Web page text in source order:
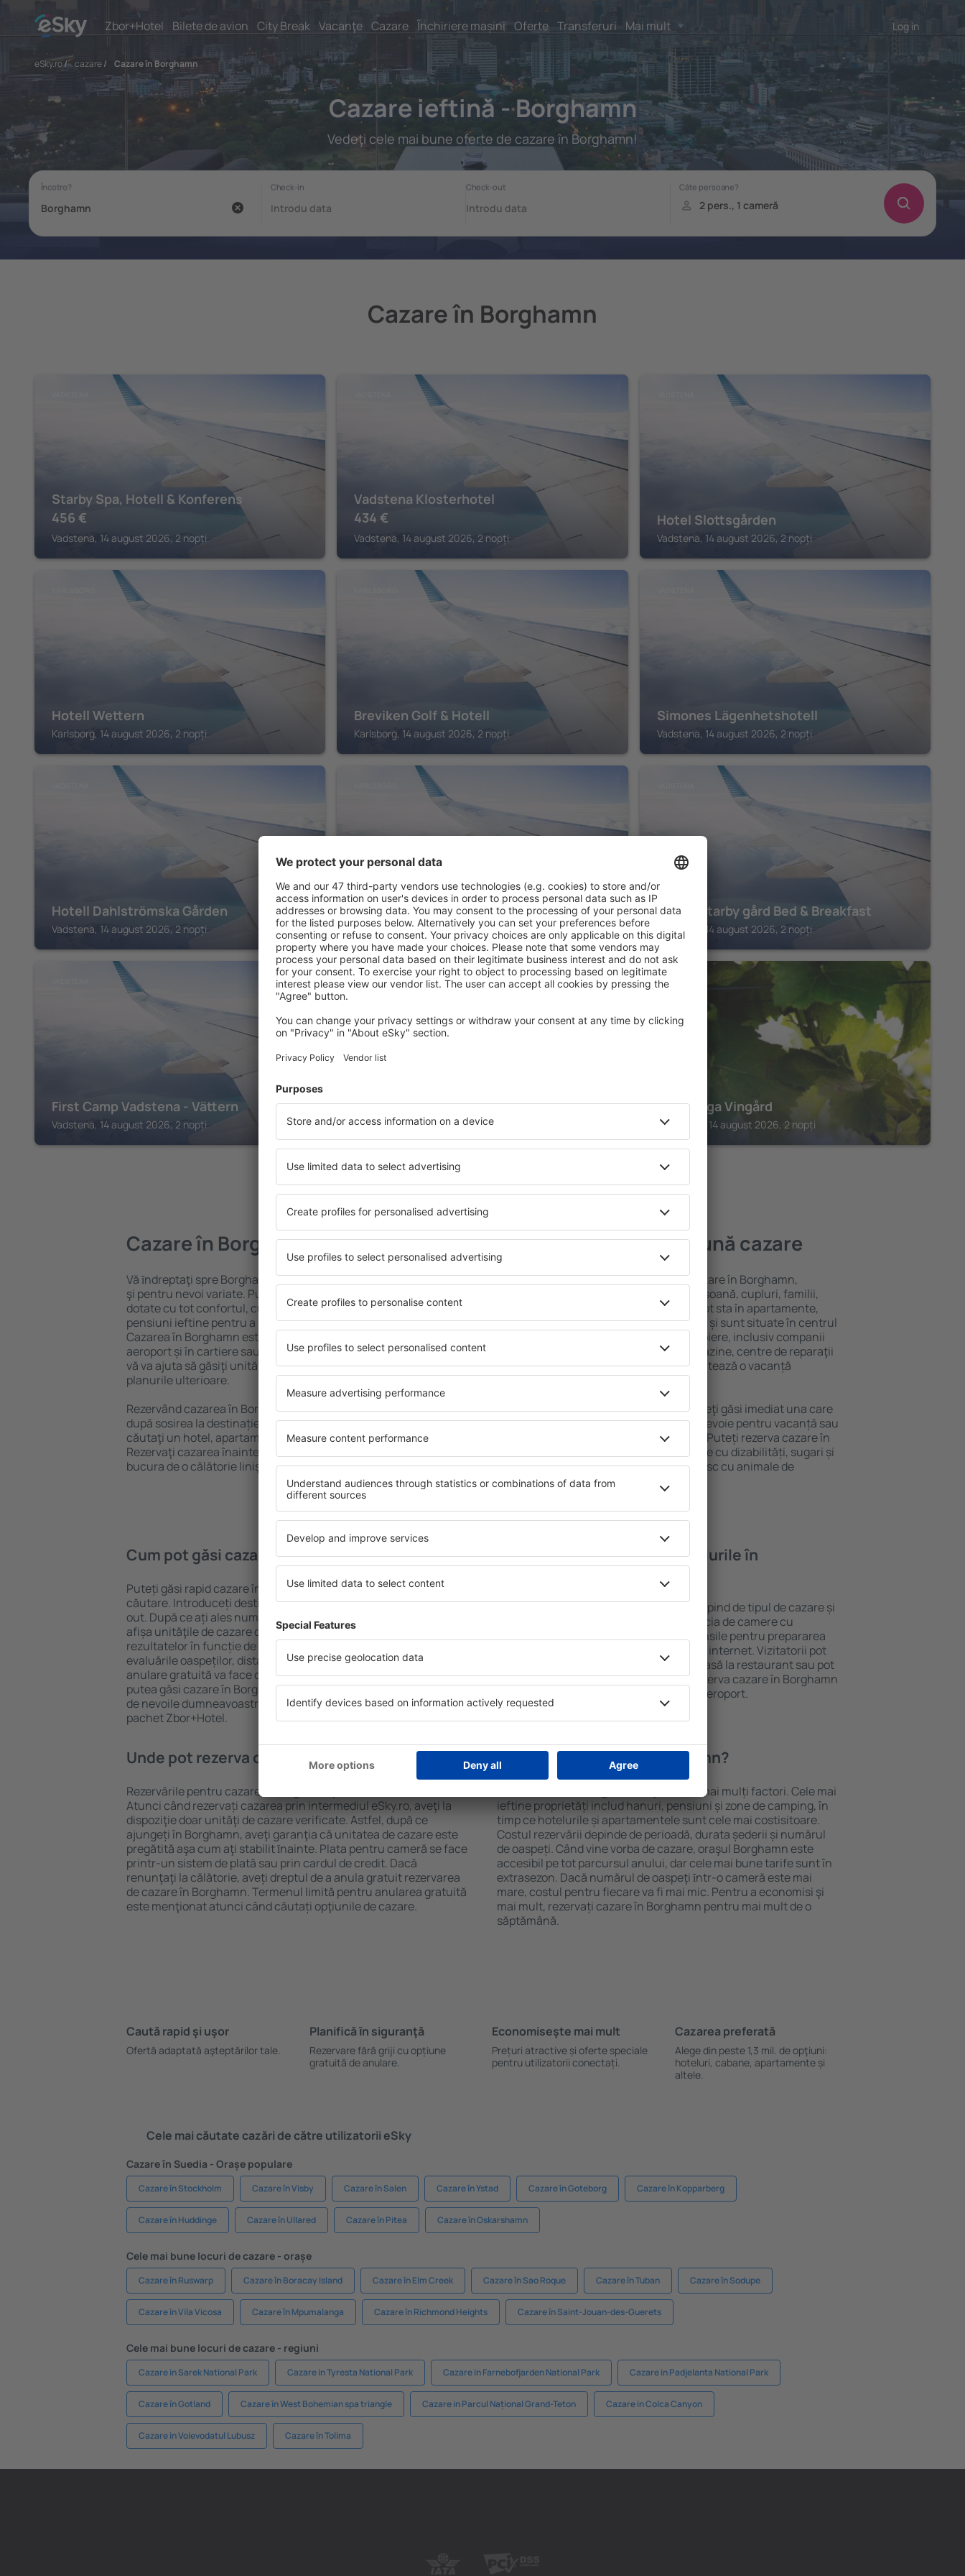
Zbor+Hotel Bilete de avion City Break Vacanţe Cazare Închiriere mașini Oferte Transferuri Mai mult Log in
eSky.ro/ cazare/ Cazare în Borghamn
Cazare ieftină - Borghamn
Vedeţi cele mai bune oferte de cazare în Borghamn!
Cazare în Borghamn
Starby Spa, Hotell & Konferens
456 €
Vadstena, 14 august 2026, 2 nopți
Vadstena Klosterhotel
434 €
Vadstena, 14 august 2026, 2 nopți
Hotel Slottsgården
Vadstena, 14 august 2026, 2 nopți
Hotell Wettern
Karlsborg, 14 august 2026, 2 nopți
Breviken Golf & Hotell
Karlsborg, 14 august 2026, 2 nopți
Simones Lägenhetshotell
Vadstena, 14 august 2026, 2 nopți
Hotell Dahlströmska Gården
Vadstena, 14 august 2026, 2 nopți
Ediths Pensionat
Karlsborg, 14 august 2026, 2 nopți
Kungs Starby gård Bed & Breakfast
Vadstena, 14 august 2026, 2 nopți
First Camp Vadstena - Vättern
Vadstena, 14 august 2026, 2 nopți
VADSTENA
Birgittasystrarnas Gästhem
Vadstena, 14 august 2026, 2 nopți
VADERSTAD
Särtshöga Vingård
Vaderstad, 14 august 2026, 2 nopți
Vedeţi mai multe oferte în Borghamn
Cazare în Borghamn
Vă ȋndreptaţi spre Borghamn? Găsiți cazare pentru fiecare buget
şi pentru nevoi variate. Puteți beneficia de proprietăți spațioase,
dotate cu tot confortul, cu numeroase facilități, precum și de
pensiuni ieftine pentru a sta câteva zile în timpul unui city break.
Cazarea în Borghamn este disponibilă în centrul orașului, lângă
aeroport și în cartiere sau regiuni mai puțin populare. Acest lucru
vă va ajuta să găsiţi unităţi de cazare în funcție de nevoi și de
planurile ulterioare.
Rezervând cazarea în Borghamn mai devreme, aveți garanţia că
după sosirea la destinație vă puteţi relaxa, fără a fi nevoie să
căutaţi un hotel, apartament sau altă unitate de cazare.
Rezervaţi cazarea înainte de călătoria spre Borghamn și vă veţi
bucura de o călătorie liniştită.
Borghamn – cea mai bună cazare
Puteți alege dintr-o ofertă variată de cazare în Borghamn,
inclusiv proprietăți pentru o singură persoană, cupluri, familii,
persoane ȋn vârstă și grupuri. Oaspeţii pot sta în apartamente,
hoteluri și pensiuni care oferă intimitate și sunt situate în centrul
orașului Borghamn. Facilitățile din apropiere, inclusiv companii
de închirieri auto, transport public, magazine, centre de reparaţii
și locuri de relaxare sau distracţie, garantează o vacanță
extraordinară.
Dacă doriţi cazare de lux în Borghamn, veţi găsi imediat una care
să se potrivească. Veți găsi tot ce aveți nevoie pentru vacanță sau
călătoria de afaceri la destinația aleasă. Puteți rezerva cazare în
Borghamn cu facilități pentru persoanele cu dizabilități, sugari și
copii, precum și pentru cei care călătoresc cu animale de
companie.
Cum pot găsi cazare în Borghamn?
Puteți găsi rapid cazare în Borghamn folosind un motor de
căutare. Introduceți destinația și datele de check-in și check-
out. După ce ați ales numărul de persoane, motorul de căutare va
afișa unităţile de cazare disponibile în Borghamn. Filtrarea
rezultatelor în funcție de tipul proprietăţii, numărul de stele,
evaluările oaspeților, distanța față de centru și opțiunea de
anulare gratuită va face căutarea mult mai ușoară. Astfel veți
putea găsi cazare în Borghamn în doar câteva minute. În funcție
de nevoile dumneavoastră, puteți rezerva doar cazare sau un
pachet Zbor+Hotel.
Ce fel de facilităţi oferă hotelurile în
Facilitățile proprietăţilor în Borghamn depind de tipul de cazare și
de numărul de stele. Oaspeții pot beneficia de camere cu
chicinetă, balcon, aer condiționat, ustensile pentru prepararea
ceaiului şi a cafelei, prosoape și acces la internet. Vizitatorii pot
avea parcare gratuită, pot comanda o masă la restaurant sau pot
alege un hotel cu piscină. În plus, pot rezerva cazare în Borghamn
la proprietăți care oferă transport de la aeroport.
Unde pot rezerva cazare în Borghamn?
Rezervările pentru cazare în Borghamn pot fi făcute online.
Atunci când rezervați cazarea prin intermediul eSky.ro, aveţi la
dispoziţie doar unităţi de cazare verificate. Astfel, după ce
ajungeți în Borghamn, aveţi garanţia că unitatea de cazare este
pregătită aşa cum aţi stabilit ȋnainte. Plata pentru cameră se face
printr-un sistem de plată sau prin cardul de credit. Dacă
renunţaţi la călătorie, aveți dreptul de a anula gratuit rezervarea
de cazare în Borghamn. Termenul limită pentru anularea gratuită
este menţionat atunci când căutați opţiunile de cazare.
Cât costă cazarea în Borghamn?
Costul cazării în Borghamn depinde de mai mulți factori. Cele mai
ieftine proprietăți includ hanuri, pensiuni și zone de camping, în
timp ce hotelurile și apartamentele sunt cele mai costisitoare.
Costul rezervării depinde de perioadă, durata șederii și numărul
de oaspeți. Când vine vorba de cazare, oraşul Borghamn este
accesibil pe tot parcursul anului, dar cele mai bune tarife sunt în
extrasezon. Dacă numărul de oaspeţi ȋntr-o cameră este mai
mare, costul pentru fiecare va fi mai mic. Pentru a economisi şi
mai mult, rezervați cazare în Borghamn pentru mai mult de o
săptămână.
Caută rapid şi uşor
Ofertă adaptată aşteptărilor tale.
Planifică ȋn siguranţă
Rezervare fără griji cu opțiune
gratuită de anulare.
Economiseşte mai mult
Prețuri atractive și oferte speciale
pentru utilizatorii conectați.
Cazarea preferată
Alege din peste 1,3 mil. de opţiuni:
hoteluri, cabane, apartamente și
altele.
Cele mai căutate cazări de către utilizatorii eSky
Cazare în Suedia - Orașe populare
Cazare în Stockholm Cazare în Visby Cazare în Salen Cazare în Ystad Cazare în Goteborg Cazare în Kopparberg
Cazare în Huddinge Cazare în Ullared Cazare în Pitea Cazare în Oskarshamn
Cele mai bune locuri de cazare - orașe
Cazare în Ruswarp Cazare în Boracay Island Cazare în Elm Creek Cazare în Sao Roque Cazare în Tuban Cazare în Sodupe
Cazare în Vila Vicosa Cazare în Mpumalanga Cazare în Richmond Heights Cazare în Saint-Jouan-des-Guerets
Cele mai bune locuri de cazare - regiuni
Cazare in Sarek National Park Cazare in Tyresta National Park Cazare in Farnebofjarden National Park Cazare in Padjelanta National Park
Cazare în Gotland Cazare în West Bohemian spa triangle Cazare in Parcul Național Grand-Teton Cazare in Colca Canyon
Cazare in Voievodatul Lubusz Cazare în Tolima